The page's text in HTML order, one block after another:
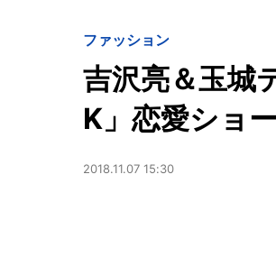
ファッション
吉沢亮＆玉城
K」恋愛ショ
2018.11.07 15:30